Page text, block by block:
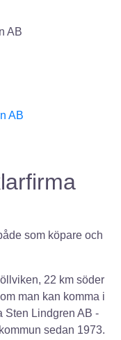
AB
AB
som köpare och
22 km söder
man kan komma i
Sten Lindgren AB -
sedan 1973.